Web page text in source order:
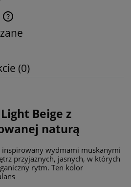
kosztów płatności
(0)
Beige z
naturą
inspirowany wydmami muskanymi
przyjaznych, jasnych, w których
rytm. Ten kolor